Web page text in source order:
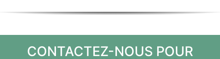
CONTACTEZ-NOUS POUR